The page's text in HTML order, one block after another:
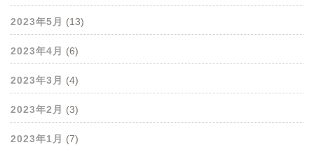
2023年5月 (13)
2023年4月 (6)
2023年3月 (4)
2023年2月 (3)
2023年1月 (7)